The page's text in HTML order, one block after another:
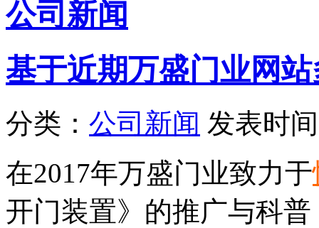
公司新闻
基于近期万盛门业网
分类： 公司新闻 发表时
在2017年万盛门业致力于
开门装置》的推广与科